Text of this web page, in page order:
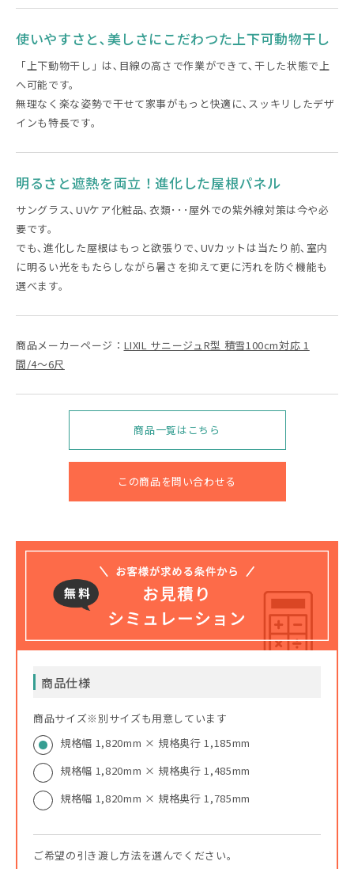
使いやすさと､美しさにこだわつた上下可動物干し
「上下動物干し」は､目線の高さで作業ができて､干した状態で上
へ可能です。
無理なく楽な姿勢で干せて家事がもっと快適に､スッキリしたデザ
インも特長です。
明るさと遮熱を両立！進化した屋根パネル
サングラス､UVケア化粧品､衣類･･･屋外での紫外線対策は今や必
要です。
でも､進化した屋根はもっと欲張りで､UVカットは当たり前､室内
に明るい光をもたらしながら暑さを抑えて更に汚れを防ぐ機能も
選べます。
商品メーカーページ： LIXIL サニージュR型 積雪100cm対応 1
間/4〜6尺
商品一覧はこちら
この商品を問い合わせる
商品仕様
商品サイズ※別サイズも用意しています
規格幅 1,820mm × 規格奥行 1,185mm
規格幅 1,820mm × 規格奥行 1,485mm
規格幅 1,820mm × 規格奥行 1,785mm
ご希望の引き渡し方法を選んでください。